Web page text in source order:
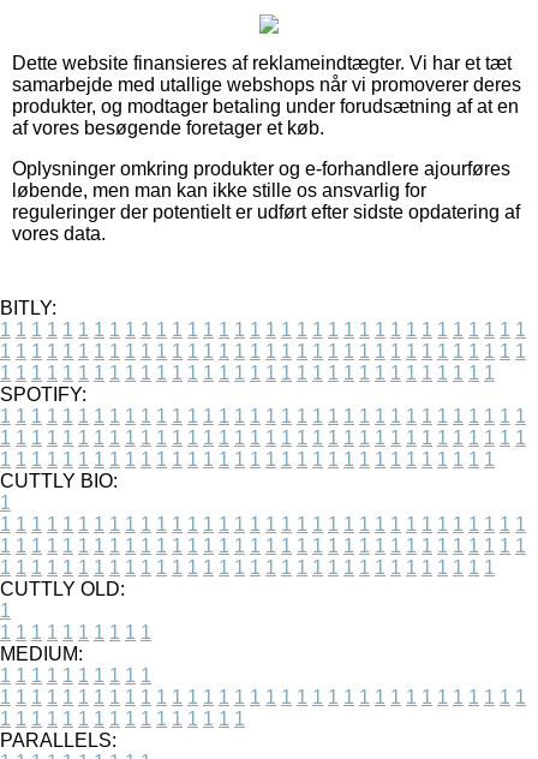
Dette website finansieres af reklameindtægter. Vi har et tæt
samarbejde med utallige webshops når vi promoverer deres
produkter, og modtager betaling under forudsætning af at en
af vores besøgende foretager et køb.
Oplysninger omkring produkter og e-forhandlere ajourføres
løbende, men man kan ikke stille os ansvarlig for
reguleringer der potentielt er udført efter sidste opdatering af
vores data.
BITLY:
1 1 1 1 1 1 1 1 1 1 1 1 1 1 1 1 1 1 1 1 1 1 1 1 1 1 1 1 1 1 1 1 1 1
1 1 1 1 1 1 1 1 1 1 1 1 1 1 1 1 1 1 1 1 1 1 1 1 1 1 1 1 1 1 1 1 1 1
1 1 1 1 1 1 1 1 1 1 1 1 1 1 1 1 1 1 1 1 1 1 1 1 1 1 1 1 1 1 1 1
SPOTIFY:
1 1 1 1 1 1 1 1 1 1 1 1 1 1 1 1 1 1 1 1 1 1 1 1 1 1 1 1 1 1 1 1 1 1
1 1 1 1 1 1 1 1 1 1 1 1 1 1 1 1 1 1 1 1 1 1 1 1 1 1 1 1 1 1 1 1 1 1
1 1 1 1 1 1 1 1 1 1 1 1 1 1 1 1 1 1 1 1 1 1 1 1 1 1 1 1 1 1 1 1
CUTTLY BIO:
1
1 1 1 1 1 1 1 1 1 1 1 1 1 1 1 1 1 1 1 1 1 1 1 1 1 1 1 1 1 1 1 1 1 1
1 1 1 1 1 1 1 1 1 1 1 1 1 1 1 1 1 1 1 1 1 1 1 1 1 1 1 1 1 1 1 1 1 1
1 1 1 1 1 1 1 1 1 1 1 1 1 1 1 1 1 1 1 1 1 1 1 1 1 1 1 1 1 1 1 1
CUTTLY OLD:
1
1 1 1 1 1 1 1 1 1 1
MEDIUM:
1 1 1 1 1 1 1 1 1 1
1 1 1 1 1 1 1 1 1 1 1 1 1 1 1 1 1 1 1 1 1 1 1 1 1 1 1 1 1 1 1 1 1 1
1 1 1 1 1 1 1 1 1 1 1 1 1 1 1 1
PARALLELS: